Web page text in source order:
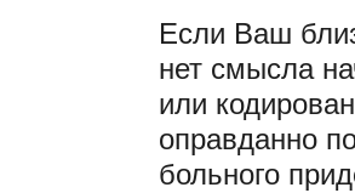
Если Ваш
нет смысла
или
оправданно
больного